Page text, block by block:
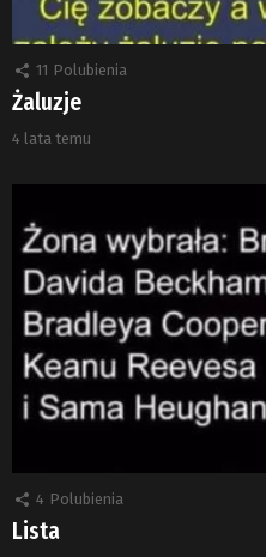
11 Polubienia
Żaluzje
4 lata temu
4 Polubienia
Lista